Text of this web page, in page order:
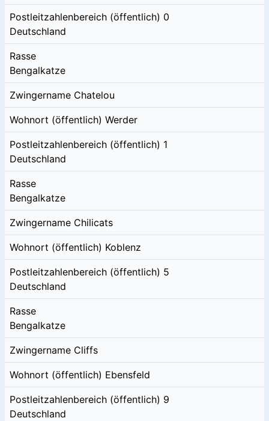
Postleitzahlenbereich (öffentlich) 0
Deutschland
Rasse
Bengalkatze
Zwingername Chatelou
Wohnort (öffentlich) Werder
Postleitzahlenbereich (öffentlich) 1
Deutschland
Rasse
Bengalkatze
Zwingername Chilicats
Wohnort (öffentlich) Koblenz
Postleitzahlenbereich (öffentlich) 5
Deutschland
Rasse
Bengalkatze
Zwingername Cliffs
Wohnort (öffentlich) Ebensfeld
Postleitzahlenbereich (öffentlich) 9
Deutschland